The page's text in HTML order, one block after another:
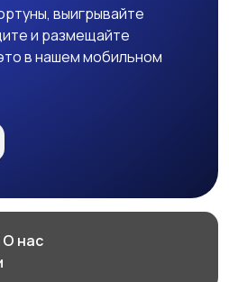
выигрывайте
и размещайте
в нашем мобильном
О нас